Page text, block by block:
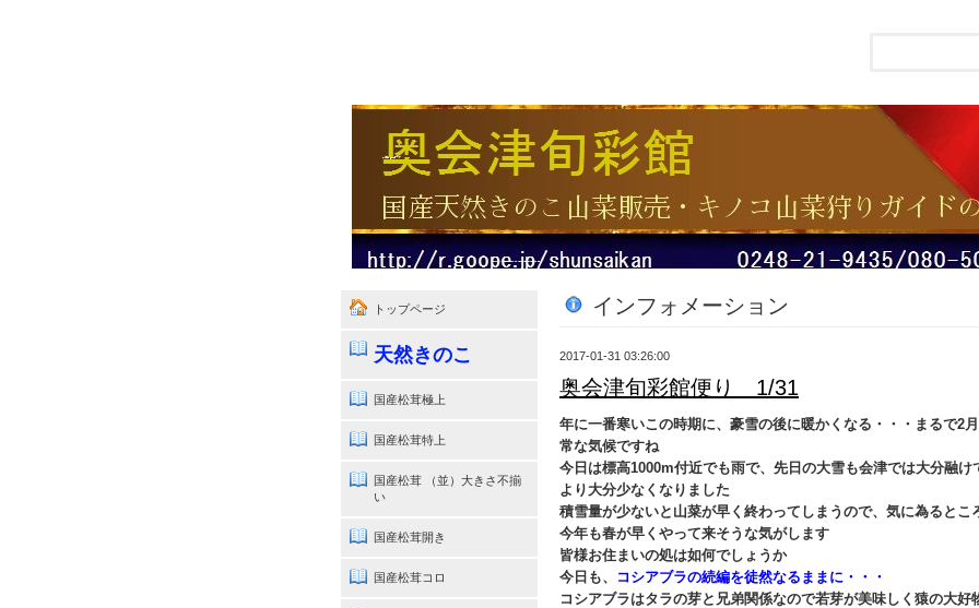
インフォメーション
2017-01-31 03:26:00
奥会津旬彩館便り 1/31
年に一番寒いこの時期に、豪雪の後に暖かくなる・・・まるで2
常な気候ですね
今日は標高1000m付近でも雨で、先日の大雪も会津では大分融け
より大分少なくなりました
積雪量が少ないと山菜が早く終わってしまうので、気に為るとこ
今年も春が早くやって来そうな気がします
皆様お住まいの処は如何でしょうか
今日も、
コシアブラの続編を徒然なるままに・・・
コシアブラはタラの芽と兄弟関係なので若芽が美味しく猿の大好
トップページ
天然きのこ
国産松茸極上
国産松茸特上
国産松茸 （並）大きさ不揃
い
国産松茸開き
国産松茸コロ